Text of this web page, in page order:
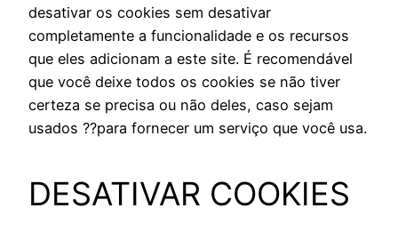
desativar os cookies sem desativar
completamente a funcionalidade e os recursos
que eles adicionam a este site. É recomendável
que você deixe todos os cookies se não tiver
certeza se precisa ou não deles, caso sejam
usados ??para fornecer um serviço que você usa.
DESATIVAR COOKIES